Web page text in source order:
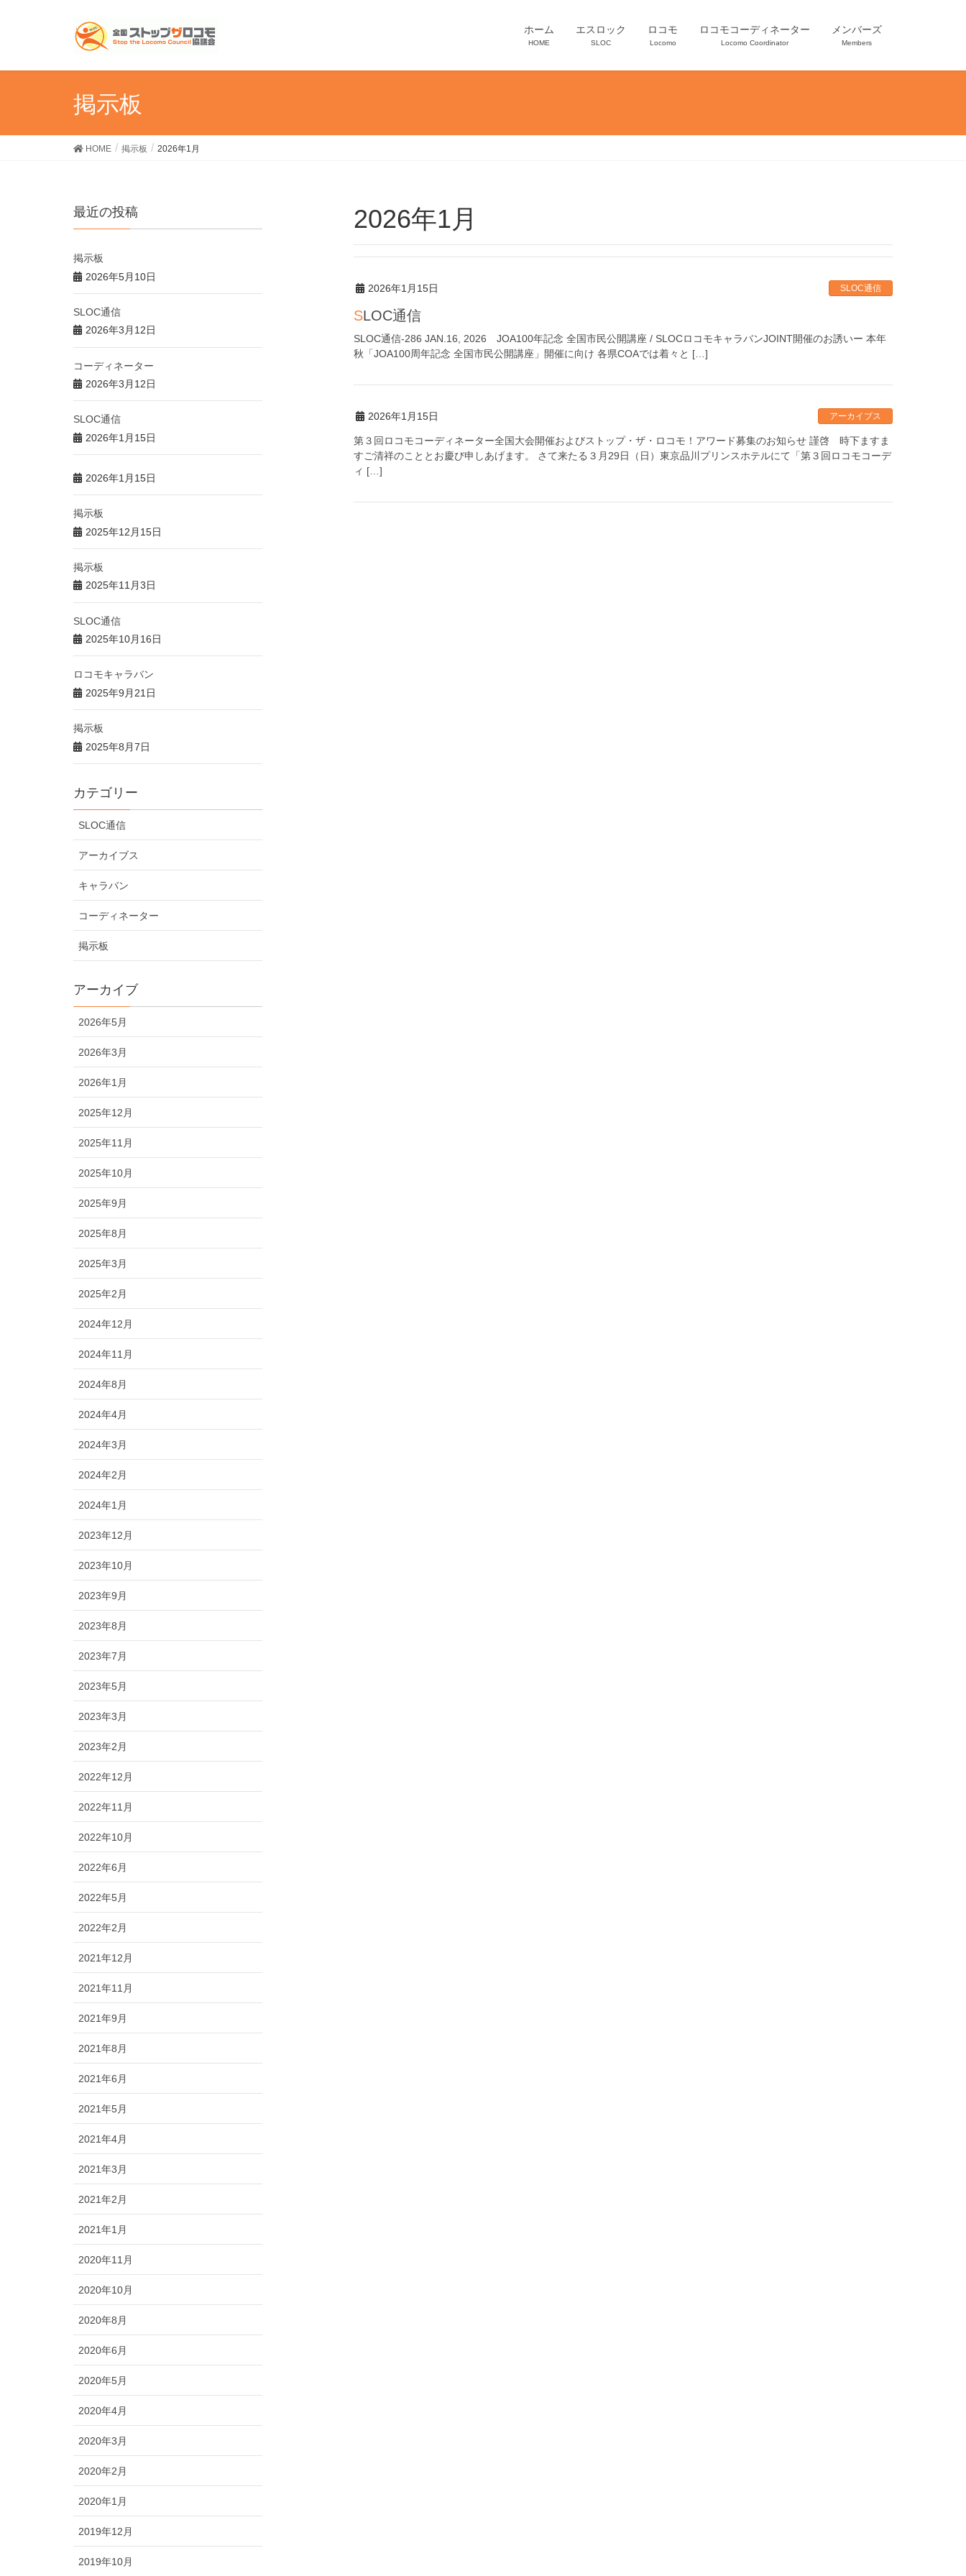
ホーム
HOME
エスロック
SLOC
ロコモ
Locomo
ロコモコーディネーター
Locomo Coordinator
メンバーズ
Members
掲示板
HOME 掲示板 2026年1月
2026年1月
2026年1月15日 SLOC通信
SLOC通信
SLOC通信-286 JAN.16, 2026 JOA100年記念 全国市民公開講座 / SLOCロコモキャラバンJOINT開催のお誘いー 本年
秋「JOA100周年記念 全国市民公開講座」開催に向け 各県COAでは着々と […]
2026年1月15日 アーカイブス
第３回ロコモコーディネーター全国大会開催およびストップ・ザ・ロコモ！アワード募集のお知らせ 謹啓 時下ますま
すご清祥のこととお慶び申しあげます。 さて来たる３月29日（日）東京品川プリンスホテルにて「第３回ロコモコーデ
ィ […]
最近の投稿
掲示板
2026年5月10日
SLOC通信
2026年3月12日
コーディネーター
2026年3月12日
SLOC通信
2026年1月15日
2026年1月15日
掲示板
2025年12月15日
掲示板
2025年11月3日
SLOC通信
2025年10月16日
ロコモキャラバン
2025年9月21日
掲示板
2025年8月7日
カテゴリー
SLOC通信
アーカイブス
キャラバン
コーディネーター
掲示板
アーカイブ
2026年5月
2026年3月
2026年1月
2025年12月
2025年11月
2025年10月
2025年9月
2025年8月
2025年3月
2025年2月
2024年12月
2024年11月
2024年8月
2024年4月
2024年3月
2024年2月
2024年1月
2023年12月
2023年10月
2023年9月
2023年8月
2023年7月
2023年5月
2023年3月
2023年2月
2022年12月
2022年11月
2022年10月
2022年6月
2022年5月
2022年2月
2021年12月
2021年11月
2021年9月
2021年8月
2021年6月
2021年5月
2021年4月
2021年3月
2021年2月
2021年1月
2020年11月
2020年10月
2020年8月
2020年6月
2020年5月
2020年4月
2020年3月
2020年2月
2020年1月
2019年12月
2019年10月